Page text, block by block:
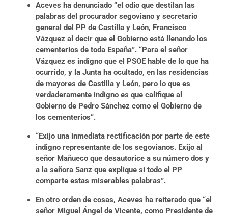
Aceves ha denunciado “el odio que destilan las
palabras del procurador segoviano y secretario
general del PP de Castilla y León, Francisco
Vázquez al decir que el Gobierno está llenando los
cementerios de toda España”. “Para el señor
Vázquez es indigno que el PSOE hable de lo que ha
ocurrido, y la Junta ha ocultado, en las residencias
de mayores de Castilla y León, pero lo que es
verdaderamente indigno es que califique al
Gobierno de Pedro Sánchez como el Gobierno de
los cementerios”.
“Exijo una inmediata rectificación por parte de este
indigno representante de los segovianos. Exijo al
señor Mañueco que desautorice a su número dos y
a la señora Sanz que explique si todo el PP
comparte estas miserables palabras”.
En otro orden de cosas, Aceves ha reiterado que “el
señor Miguel Ángel de Vicente, como Presidente de